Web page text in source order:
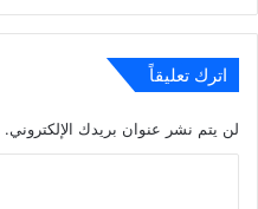
اترك تعليقاً
لن يتم نشر عنوان بريدك الإلكتروني.